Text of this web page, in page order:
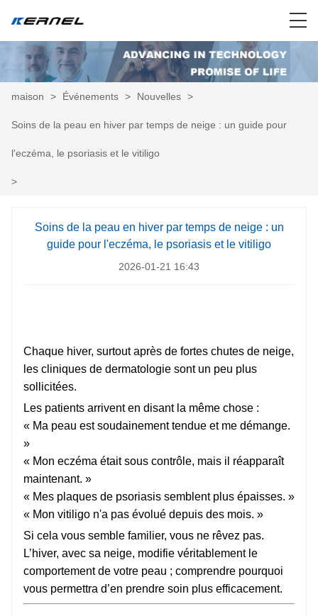
maison > Événements > Nouvelles >
Soins de la peau en hiver par temps de neige : un guide pour
l'eczéma, le psoriasis et le vitiligo
>
Soins de la peau en hiver par temps de neige : un
guide pour l'eczéma, le psoriasis et le vitiligo
2026-01-21 16:43
Chaque hiver, surtout après de fortes chutes de neige,
les cliniques de dermatologie sont un peu plus
sollicitées.
Les patients arrivent en disant la même chose :
« Ma peau est soudainement tendue et me démange.
»
« Mon eczéma était sous contrôle, mais il réapparaît
maintenant. »
« Mes plaques de psoriasis semblent plus épaisses. »
« Mon vitiligo n'a pas évolué depuis des mois. »
Si cela vous semble familier, vous ne rêvez pas.
L’hiver, avec sa neige, modifie véritablement le
comportement de votre peau ; comprendre pourquoi
vous permettra d’en prendre soin plus efficacement.